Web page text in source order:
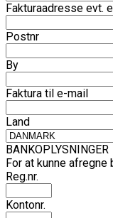
Fakturaadresse evt.
Postnr
By
Faktura til e-mail
Land
BANKOPLYSNINGER
For at kunne
Reg.nr.
Kontonr.